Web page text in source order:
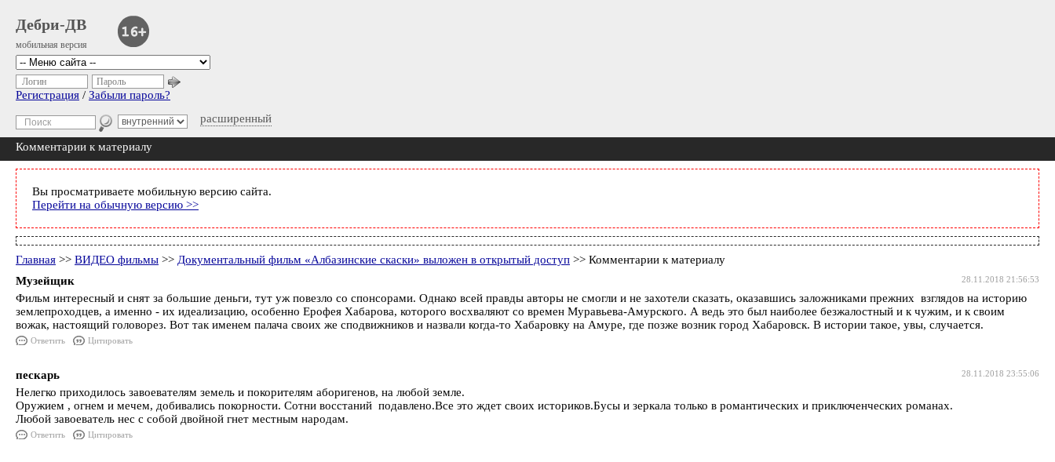
Дебри-ДВ
мобильная версия
расширенный
Логин Пароль
Регистрация / Забыли пароль?
Комментарии к материалу
Вы просматриваете мобильную версию сайта.
Перейти на обычную версию >>
Главная >> ВИДЕО фильмы >> Документальный фильм «Албазинские скаски» выложен в открытый доступ >> Комментарии к материалу
28.11.2018 21:56:53
Музейщик
Фильм интересный и снят за большие деньги, тут уж повезло со спонсорами. Однако всей правды авторы не смогли и не захотели сказать, оказавшись заложниками прежних взглядов на историю
землепроходцев, а именно - их идеализацию, особенно Ерофея Хабарова, которого восхваляют со времен Муравьева-Амурского. А ведь это был наиболее безжалостный и к чужим, и к своим
вожак, настоящий головорез. Вот так именем палача своих же сподвижников и назвали когда-то Хабаровку на Амуре, где позже возник город Хабаровск. В истории такое, увы, случается.
Ответить Цитировать
28.11.2018 23:55:06
пескарь
Нелегко приходилось завоевателям земель и покорителям аборигенов, на любой земле.
Оружием , огнем и мечем, добивались покорности. Сотни восстаний подавлено.Все это ждет своих историков.Бусы и зеркала только в романтических и приключенческих романах.
Любой завоеватель нес с собой двойной гнет местным народам.
Ответить Цитировать